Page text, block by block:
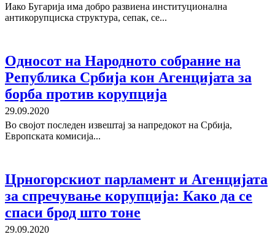
Иако Бугарија има добро развиена институционална
антикорупциска структура, сепак, се...
Односот на Народното собрание на
Република Србија кон Агенцијата за
борба против корупција
29.09.2020
Во својот последен извештај за напредокот на Србија,
Европската комисија...
Црногорскиот парламент и Агенцијата
за спречување корупција: Како да се
спаси брод што тоне
29.09.2020